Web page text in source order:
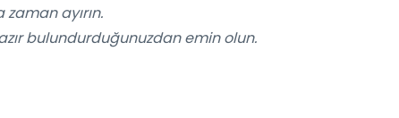
ayırın.
bulundurduğunuzdan emin olun.